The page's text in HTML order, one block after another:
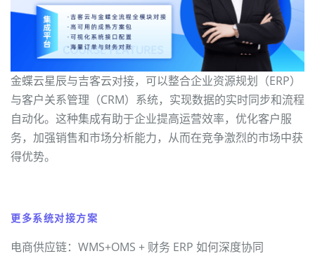
金蝶云星辰与吉客云对接，可以整合企业资源规划（ERP）
与客户关系管理（CRM）系统，实现数据的实时同步和流程
自动化。这种集成有助于企业提高运营效率，优化客户服
务，加强销售和市场分析能力，从而在竞争激烈的市场中获
得优势。
更多系统对接方案
电商供应链：WMS+OMS + 财务 ERP 如何深度协同